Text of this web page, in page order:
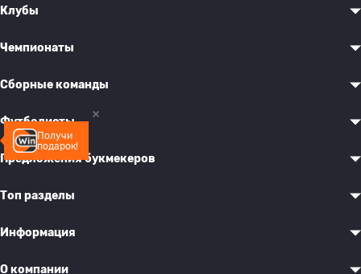
Получи
подарок!
Клубы
Чемпионаты
Сборные команды
Футболисты
Предложения букмекеров
Топ разделы
Информация
О компании